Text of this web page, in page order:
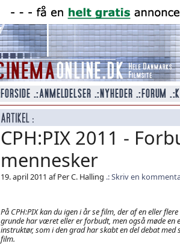
CPH:PIX 2011 -
mennesker
19. april 2011 af Per C. Halling Skriv en
På CPH:PIX kan du igen i år se film, der af en eller flere
grunde har været eller er forbudt, men også møde en
instruktør, som i den grad har skabt en del debat med
film.